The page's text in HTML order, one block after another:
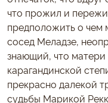
что прожил и
предположить о чем
сосед Меладзе,
знающий, что
карагандинской
прекрасно далекой
судьбы Марикой